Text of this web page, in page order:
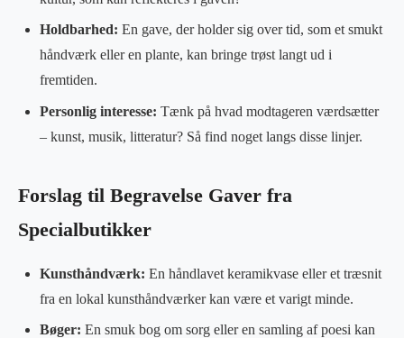
Holdbarhed: En gave, der holder sig over tid, som et smukt
håndværk eller en plante, kan bringe trøst langt ud i
fremtiden.
Personlig interesse: Tænk på hvad modtageren værdsætter
– kunst, musik, litteratur? Så find noget langs disse linjer.
Forslag til Begravelse Gaver fra
Specialbutikker
Kunsthåndværk: En håndlavet keramikvase eller et træsnit
fra en lokal kunsthåndværker kan være et varigt minde.
Bøger: En smuk bog om sorg eller en samling af poesi kan